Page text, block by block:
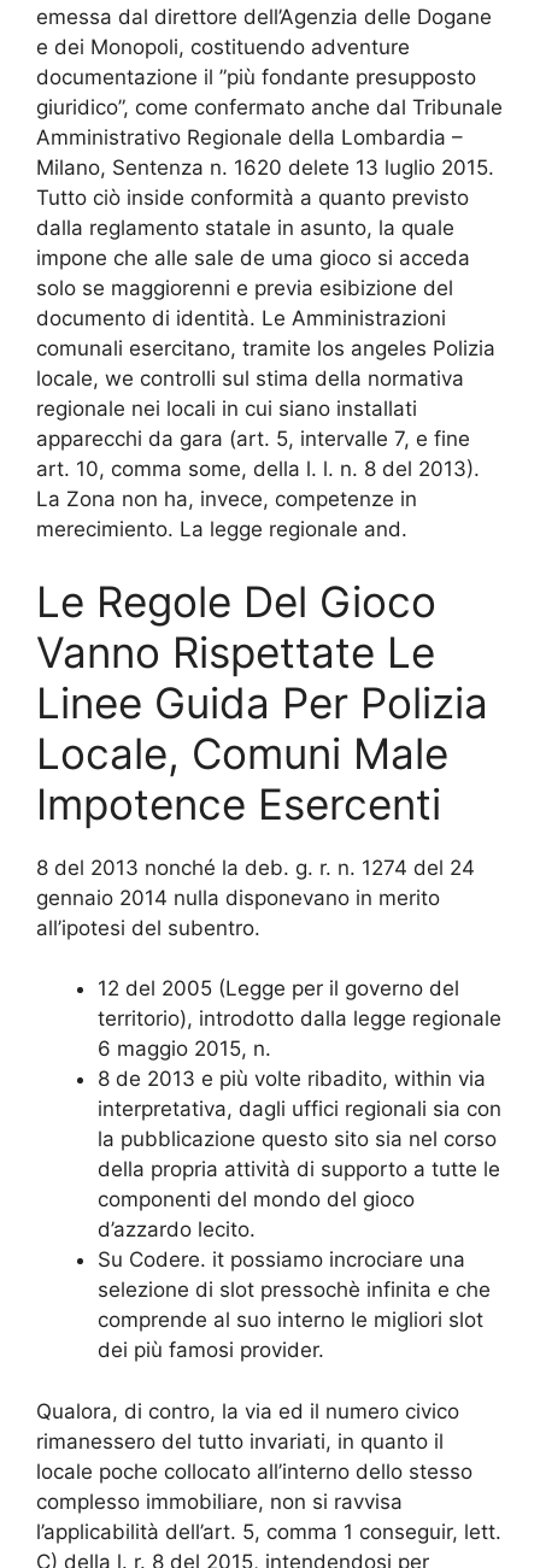
emessa dal direttore dell’Agenzia delle Dogane
e dei Monopoli, costituendo adventure
documentazione il ”più fondante presupposto
giuridico”, come confermato anche dal Tribunale
Amministrativo Regionale della Lombardia –
Milano, Sentenza n. 1620 delete 13 luglio 2015.
Tutto ciò inside conformità a quanto previsto
dalla reglamento statale in asunto, la quale
impone che alle sale de uma gioco si acceda
solo se maggiorenni e previa esibizione del
documento di identità. Le Amministrazioni
comunali esercitano, tramite los angeles Polizia
locale, we controlli sul stima della normativa
regionale nei locali in cui siano installati
apparecchi da gara (art. 5, intervalle 7, e fine
art. 10, comma some, della l. l. n. 8 del 2013).
La Zona non ha, invece, competenze in
merecimiento. La legge regionale and.
Le Regole Del Gioco
Vanno Rispettate Le
Linee Guida Per Polizia
Locale, Comuni Male
Impotence Esercenti
8 del 2013 nonché la deb. g. r. n. 1274 del 24
gennaio 2014 nulla disponevano in merito
all’ipotesi del subentro.
12 del 2005 (Legge per il governo del
territorio), introdotto dalla legge regionale
6 maggio 2015, n.
8 de 2013 e più volte ribadito, within via
interpretativa, dagli uffici regionali sia con
la pubblicazione questo sito sia nel corso
della propria attività di supporto a tutte le
componenti del mondo del gioco
d’azzardo lecito.
Su Codere. it possiamo incrociare una
selezione di slot pressochè infinita e che
comprende al suo interno le migliori slot
dei più famosi provider.
Qualora, di contro, la via ed il numero civico
rimanessero del tutto invariati, in quanto il
locale poche collocato all’interno dello stesso
complesso immobiliare, non si ravvisa
l’applicabilità dell’art. 5, comma 1 conseguir, lett.
C) della l. r. 8 del 2015, intendendosi per